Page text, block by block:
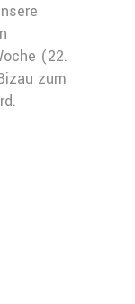
(22.
zum